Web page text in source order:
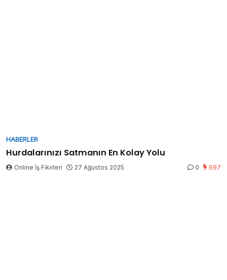
HABERLER
Hurdalarınızı Satmanın En Kolay Yolu
Online İş Fikirleri 27 Ağustos 2025 0 697